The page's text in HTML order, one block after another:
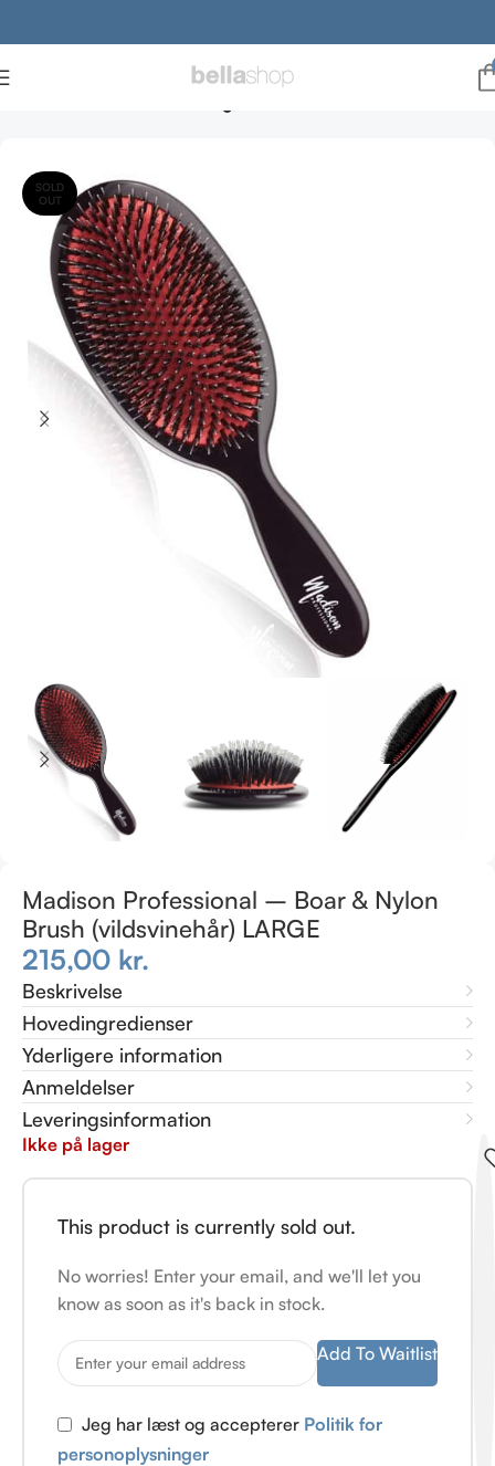
SOLD
OUT
Madison Professional – Boar & Nylon
Brush (vildsvinehår) LARGE
215,00 kr.
Beskrivelse
Hovedingredienser
Yderligere information
Anmeldelser
Leveringsinformation
Ikke på lager
This product is currently sold out.
No worries! Enter your email, and we'll let you
know as soon as it's back in stock.
Add To Waitlist
Jeg har læst og accepterer Politik for
personoplysninger